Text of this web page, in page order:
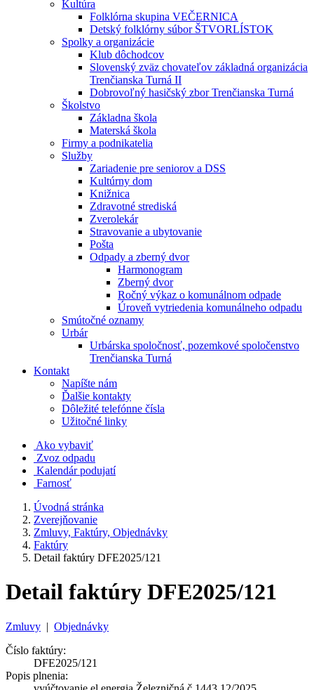
Kultúra
Folklórna skupina VEČERNICA
Detský folklórny súbor ŠTVORLÍSTOK
Spolky a organizácie
Klub dôchodcov
Slovenský zväz chovateľov základná organizácia
Trenčianska Turná II
Dobrovoľný hasičský zbor Trenčianska Turná
Školstvo
Základna škola
Materská škola
Firmy a podnikatelia
Služby
Zariadenie pre seniorov a DSS
Kultúrny dom
Knižnica
Zdravotné strediská
Zverolekár
Stravovanie a ubytovanie
Pošta
Odpady a zberný dvor
Harmonogram
Zberný dvor
Ročný výkaz o komunálnom odpade
Úroveň vytriedenia komunálneho odpadu
Smútočné oznamy
Urbár
Urbárska spoločnosť, pozemkové spoločenstvo
Trenčianska Turná
Kontakt
Napíšte nám
Ďalšie kontakty
Dôležité telefónne čísla
Užitočné linky
Ako vybaviť
Zvoz odpadu
Kalendár podujatí
Farnosť
Úvodná stránka
Zverejňovanie
Zmluvy, Faktúry, Objednávky
Faktúry
Detail faktúry DFE2025/121
Detail faktúry DFE2025/121
Zmluvy | Objednávky
Číslo faktúry:
DFE2025/121
Popis plnenia: